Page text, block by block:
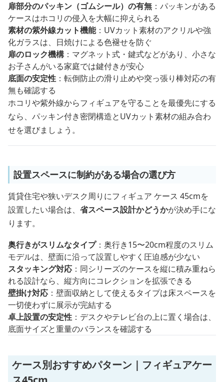
扉部分のパッキン（ゴムシール）の有無 ：パッキンがある
ケースはホコリの侵入を大幅に抑えられる
素材の紫外線カット機能：UVカット素材のアクリルや強
化ガラスは、日焼けによる色褪せを防ぐ
扉のロック機構 ：マグネット式・鍵式などがあり、小さな
お子さんがいる家庭では鍵付きが安心
底面の安定性 ：転倒防止の滑り止めや突っ張り棒対応の有
無も確認する
ホコリや紫外線からフィギュアを守ることを最優先にする
なら、パッキン付き密閉構造とUVカット素材の組み合わ
せを選びましょう。
設置スペースに制約がある場合の選び方
賃貸住宅や狭いデスク周りにフィギュア ケース 45cmを
設置したい場合は、 省スペース設計かどうかが決め手にな
ります。
奥行きがスリムなタイプ：奥行き15〜20cm程度のスリム
モデルは、壁面に沿って設置しやすく圧迫感が少ない
スタッキング対応 ：同シリーズのケースを縦に積み重ねら
れる設計なら、縦方向にコレクションを拡張できる
壁掛け対応 ：壁面収納として使えるタイプは床スペースを
一切使わずに展示が完結する
卓上設置の安定性 ：デスクやテレビ台の上に置く場合は、
底面サイズと重量のバランスを確認する
ケース別おすすめパターン｜フィギュアケー